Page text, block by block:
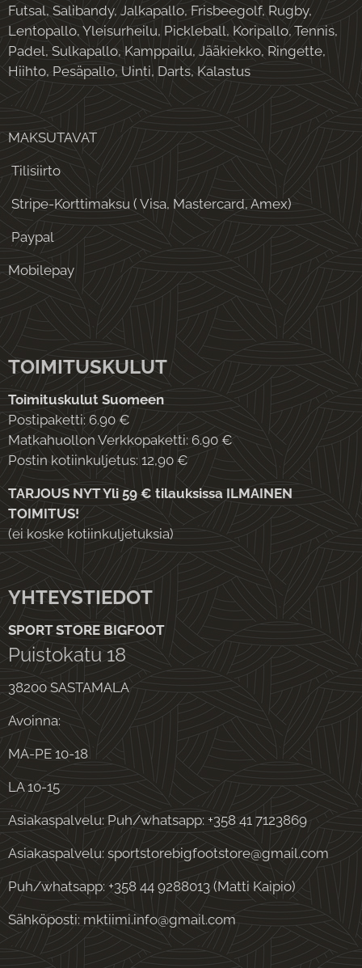
Futsal, Salibandy, Jalkapallo, Frisbeegolf, Rugby,
Lentopallo, Yleisurheilu, Pickleball, Koripallo, Tennis,
Padel, Sulkapallo, Kamppailu, Jääkiekko, Ringette,
Hiihto, Pesäpallo, Uinti, Darts, Kalastus
MAKSUTAVAT
Tilisiirto
Stripe-Korttimaksu ( Visa, Mastercard, Amex)
Paypal
Mobilepay
TOIMITUSKULUT
Toimituskulut Suomeen
Postipaketti: 6.90 €
Matkahuollon Verkkopaketti: 6.90 €
Postin kotiinkuljetus: 12,90 €
TARJOUS NYT Yli 59 € tilauksissa ILMAINEN
TOIMITUS!
(ei koske kotiinkuljetuksia)
YHTEYSTIEDOT
SPORT STORE BIGFOOT
Puistokatu 18
38200 SASTAMALA
Avoinna:
MA-PE 10-18
LA 10-15
Asiakaspalvelu: Puh/whatsapp: +358 41 7123869
Asiakaspalvelu: sportstorebigfootstore@gmail.com
Puh/whatsapp: +358 44 9288013 (Matti Kaipio)
Sähköposti: mktiimi.info@gmail.com